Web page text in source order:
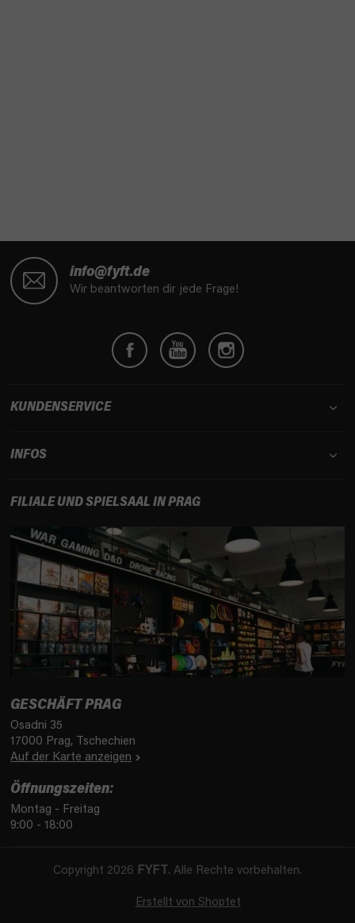
info@fyft.de
Wir beantworten dir jede Frage!
KUNDENSERVICE
INFOS
FILIALE UND SPIELSAAL IN PRAG
GESCHÄFT PRAG
Osadni 35
17000 Prag, Tschechien
Auf der Karte anzeigen
Öffnungszeiten:
Montag - Freitag
9:00 - 18:00
Erstellt von Shoptet
Copyright 2026 FYFT . Alle Rechte vorbehalten.